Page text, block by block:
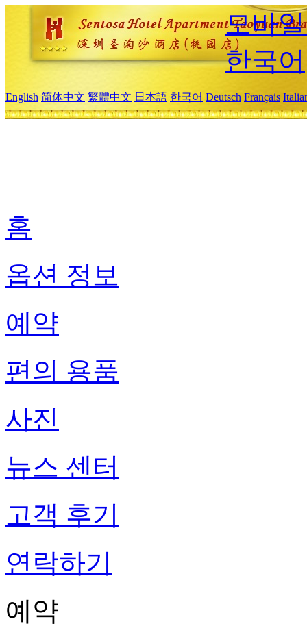
모바
한국어
English 简体中文 繁體中文 日本語 한국어 Deutsch Français
홈
옵션 정보
예약
편의 용품
사진
뉴스 센터
고객 후기
연락하기
예약